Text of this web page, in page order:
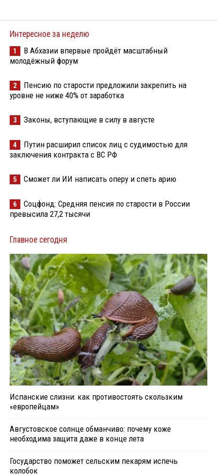
Интересное за неделю
1
В Абхазии впервые пройдёт масштабный
молодёжный форум
2
Пенсию по старости предложили закрепить на
уровне не ниже 40% от заработка
3 Законы, вступающие в силу в августе
4
Путин расширил список лиц с судимостью для
заключения контракта с ВС РФ
5 Сможет ли ИИ написать оперу и спеть арию
6
Соцфонд: Средняя пенсия по старости в России
превысила 27,2 тысячи
Главное сегодня
Испанские слизни: как противостоять скользким
«европейцам»
Августовское солнце обманчиво: почему коже
необходима защита даже в конце лета
Государство поможет сельским пекарям испечь
колобок